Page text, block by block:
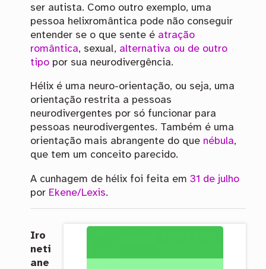
ser autista. Como outro exemplo, uma
pessoa helixromântica pode não conseguir
entender se o que sente é atração
romântica, sexual, alternativa ou de outro
tipopor sua neurodivergência.
Hélix é uma neuro-orientação, ou seja, uma
orientação restrita a pessoas
neurodivergentes por só funcionar para
pessoas neurodivergentes. Também é uma
orientação mais abrangente do que nébula,
que tem um conceito parecido.
A cunhagem de hélix foi feita em 31 de julho
por Ekene/Lexis.
Iro
neti
ane